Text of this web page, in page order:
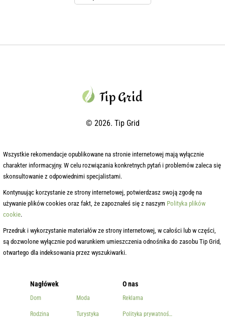
© 2026. Tip Grid
Nagłówek
Dom
Rodzina
Moda
Turystyka
O nas
Reklama
Polityka prywatności
Wszystkie rekomendacje opublikowane na stronie internetowej mają wyłącznie
charakter informacyjny. W celu rozwiązania konkretnych pytań i problemów zaleca się
skonsultowanie z odpowiednimi specjalistami.
Kontynuując korzystanie ze strony internetowej, potwierdzasz swoją zgodę na
używanie plików cookies oraz fakt, że zapoznałeś się z naszym Polityka plików
cookie.
Przedruk i wykorzystanie materiałów ze strony internetowej, w całości lub w części,
są dozwolone wyłącznie pod warunkiem umieszczenia odnośnika do zasobu Tip Grid,
otwartego dla indeksowania przez wyszukiwarki.